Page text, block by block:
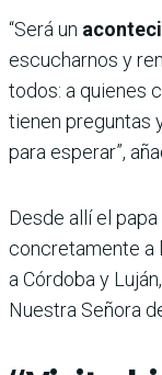
“Será un
escucharnos y
todos: a quienes
tienen preguntas
para esperar”,
Desde allí el
concretamente a
a Córdoba y
Nuestra Señora